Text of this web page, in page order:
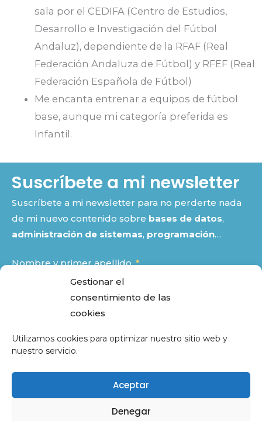
Gestionar el
consentimiento de las
cookies
Utilizamos cookies para optimizar nuestro sitio web y
nuestro servicio.
Aceptar
Denegar
sala por el CEDIFA (Centro de Estudios,
Desarrollo e Investigación del Fútbol
Andaluz), dependiente de la RFAF (Real
Federación Andaluza de Fútbol) y RFEF (Real
Federación Española de Fútbol)
Me encanta entrenar a equipos de fútbol
base, aunque mi categoría preferida es
Infantil.
Suscríbete a mi newsletter
Suscríbete a mi newsletter para no perderte nada
de mi nuevo contenido sobre bases de datos,
administración de sistemas, programación…
Nombre y primer apellido